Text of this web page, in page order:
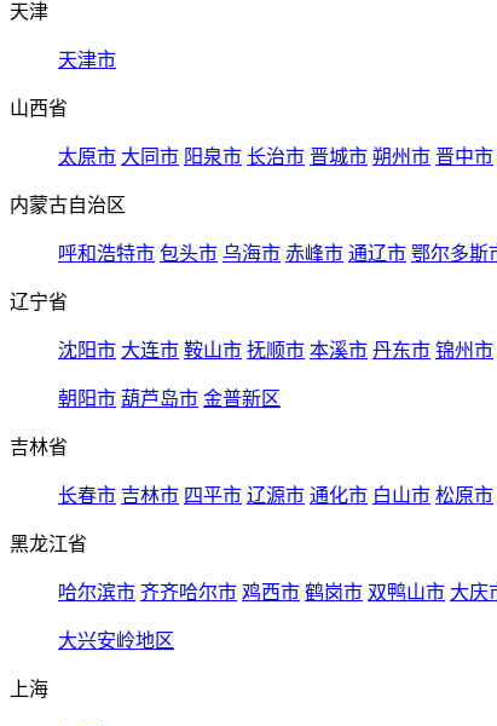
天津
天津市
山西省
太原市 大同市 阳泉市 长治市 晋城市 朔州市 晋中市
内蒙古自治区
呼和浩特市 包头市 乌海市 赤峰市 通辽市 鄂尔多斯
辽宁省
沈阳市 大连市 鞍山市 抚顺市 本溪市 丹东市 锦州市
朝阳市 葫芦岛市 金普新区
吉林省
长春市 吉林市 四平市 辽源市 通化市 白山市 松原市
黑龙江省
哈尔滨市 齐齐哈尔市 鸡西市 鹤岗市 双鸭山市 大庆
大兴安岭地区
上海